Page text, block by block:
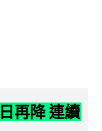
再降 連續